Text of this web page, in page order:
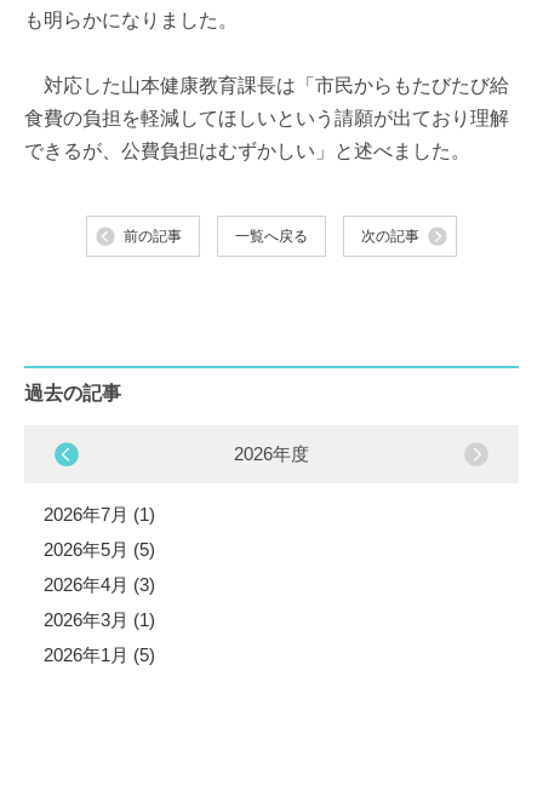
も明らかになりました。
対応した山本健康教育課長は「市民からもたびたび給
食費の負担を軽減してほしいという請願が出ており理解
できるが、公費負担はむずかしい」と述べました。
前の記事 一覧へ戻る 次の記事
過去の記事
2026年度
2026年7月 (1)
2026年5月 (5)
2026年4月 (3)
2026年3月 (1)
2026年1月 (5)